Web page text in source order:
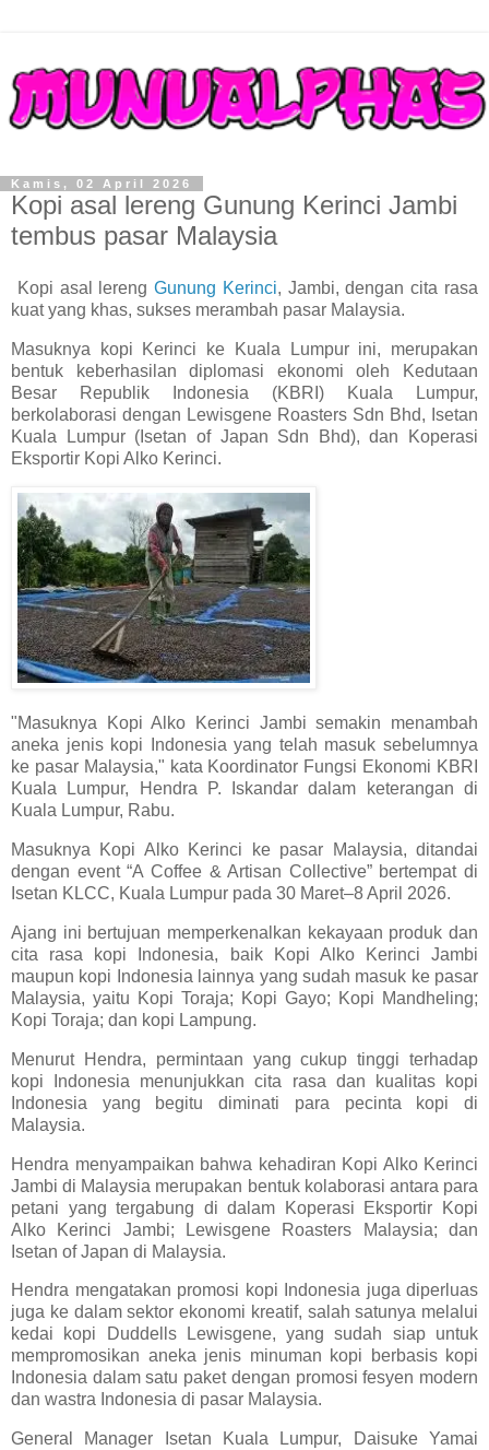
Kamis, 02 April 2026
Kopi asal lereng Gunung Kerinci Jambi
tembus pasar Malaysia
Kopi asal lerengGunung Kerinci, Jambi, dengan cita rasa
kuat yang khas, sukses merambah pasar Malaysia.
Masuknya kopi Kerinci ke Kuala Lumpur ini, merupakan
bentuk keberhasilan diplomasi ekonomi oleh Kedutaan
Besar Republik Indonesia (KBRI) Kuala Lumpur,
berkolaborasi dengan Lewisgene Roasters Sdn Bhd, Isetan
Kuala Lumpur (Isetan of Japan Sdn Bhd), dan Koperasi
Eksportir Kopi Alko Kerinci.
"Masuknya Kopi Alko Kerinci Jambi semakin menambah
aneka jenis kopi Indonesia yang telah masuk sebelumnya
ke pasar Malaysia," kata Koordinator Fungsi Ekonomi KBRI
Kuala Lumpur, Hendra P. Iskandar dalam keterangan di
Kuala Lumpur, Rabu.
Masuknya Kopi Alko Kerinci ke pasar Malaysia, ditandai
dengan event “A Coffee & Artisan Collective” bertempat di
Isetan KLCC, Kuala Lumpur pada 30 Maret–8 April 2026.
Ajang ini bertujuan memperkenalkan kekayaan produk dan
cita rasa kopi Indonesia, baik Kopi Alko Kerinci Jambi
maupun kopi Indonesia lainnya yang sudah masuk ke pasar
Malaysia, yaitu Kopi Toraja; Kopi Gayo; Kopi Mandheling;
Kopi Toraja; dan kopi Lampung.
Menurut Hendra, permintaan yang cukup tinggi terhadap
kopi Indonesia menunjukkan cita rasa dan kualitas kopi
Indonesia yang begitu diminati para pecinta kopi di
Malaysia.
Hendra menyampaikan bahwa kehadiran Kopi Alko Kerinci
Jambi di Malaysia merupakan bentuk kolaborasi antara para
petani yang tergabung di dalam Koperasi Eksportir Kopi
Alko Kerinci Jambi; Lewisgene Roasters Malaysia; dan
Isetan of Japan di Malaysia.
Hendra mengatakan promosi kopi Indonesia juga diperluas
juga ke dalam sektor ekonomi kreatif, salah satunya melalui
kedai kopi Duddells Lewisgene, yang sudah siap untuk
mempromosikan aneka jenis minuman kopi berbasis kopi
Indonesia dalam satu paket dengan promosi fesyen modern
dan wastra Indonesia di pasar Malaysia.
General Manager Isetan Kuala Lumpur, Daisuke Yamai